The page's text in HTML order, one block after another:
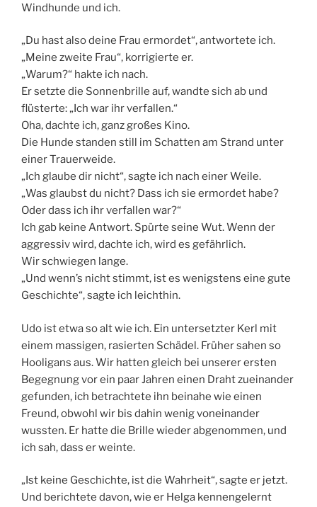
Windhunde und ich.
„Du hast also deine Frau ermordet“, antwortete ich.
„Meine zweite Frau“, korrigierte er.
„Warum?“ hakte ich nach.
Er setzte die Sonnenbrille auf, wandte sich ab und
flüsterte: „Ich war ihr verfallen.“
Oha, dachte ich, ganz großes Kino.
Die Hunde standen still im Schatten am Strand unter
einer Trauerweide.
„Ich glaube dir nicht“, sagte ich nach einer Weile.
„Was glaubst du nicht? Dass ich sie ermordet habe?
Oder dass ich ihr verfallen war?“
Ich gab keine Antwort. Spürte seine Wut. Wenn der
aggressiv wird, dachte ich, wird es gefährlich.
Wir schwiegen lange.
„Und wenn’s nicht stimmt, ist es wenigstens eine gute
Geschichte“, sagte ich leichthin.
Udo ist etwa so alt wie ich. Ein untersetzter Kerl mit
einem massigen, rasierten Schädel. Früher sahen so
Hooligans aus. Wir hatten gleich bei unserer ersten
Begegnung vor ein paar Jahren einen Draht zueinander
gefunden, ich betrachtete ihn beinahe wie einen
Freund, obwohl wir bis dahin wenig voneinander
wussten. Er hatte die Brille wieder abgenommen, und
ich sah, dass er weinte.
„Ist keine Geschichte, ist die Wahrheit“, sagte er jetzt.
Und berichtete davon, wie er Helga kennengelernt